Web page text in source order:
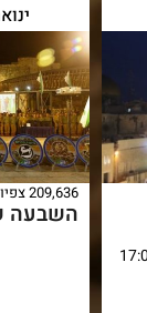
חטיבת כפיר בשעה 17:00
ינואר 14,
209,636 צפיות
השבעה